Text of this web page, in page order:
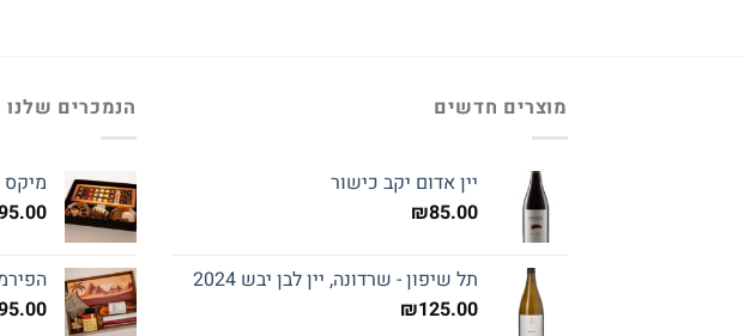
מוצרים חדשים
יין אדום יקב כישור
₪85.00
תל שיפון - שרדונה, יין לבן יבש 2024
₪125.00
הנמכרים שלנו